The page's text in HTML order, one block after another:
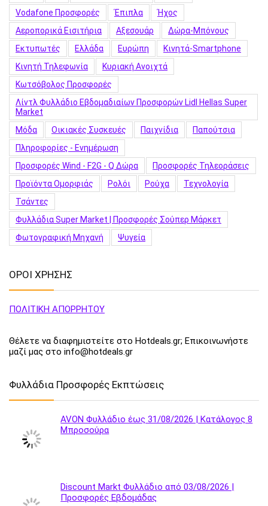
Vodafone Προσφορές
Έπιπλα
Ήχος
Αεροπορικά Εισιτήρια
Αξεσουάρ
Δώρα-Μπόνους
Εκτυπωτές
Ελλάδα Ευρώπη
Κινητά-Smartphone
Κινητή Τηλεφωνία
Κυριακή Ανοιχτά
Κωτσόβολος Προσφορές
Λίντλ Φυλλάδιο Εβδομαδιαίων Προσφορών Lidl Hellas Super
Market
Μόδα
Οικιακές Συσκευές Παιχνίδια
Παπούτσια
Πληροφορίες - Ενημέρωση
Προσφορές Wind - F2G - Q Δώρα
Προσφορές Τηλεοράσεις
Προϊόντα Ομορφιάς
Ρολόι Ρούχα
Τεχνολογία
Τσάντες
Φυλλάδια Super Market | Προσφορές Σούπερ Μάρκετ
Φωτογραφική Μηχανή
Ψυγεία
ΟΡΟΙ ΧΡΗΣΗΣ
ΠΟΛΙΤΙΚΗ ΑΠΟΡΡΗΤΟΥ
Θέλετε να διαφημιστείτε στο Hotdeals.gr; Επικοινωνήστε
μαζί μας στο info@hotdeals.gr
Φυλλάδια Προσφορές Εκπτώσεις
AVON Φυλλάδιο έως 31/08/2026 | Κατάλογος 8
Μπροσούρα
Discount Markt Φυλλάδιο από 03/08/2026 |
Προσφορές Εβδομάδας